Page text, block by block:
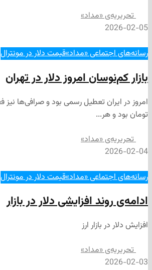
تحریریه‌ی «مداد»
2026-02-05
رسانه‌های اجتماعی «مداد»قیمت دلار در مونترال
بازار کم‌نوسان امروز دلار در تهران
تومان بود و هر...
تحریریه‌ی «مداد»
2026-02-04
رسانه‌های اجتماعی «مداد»قیمت دلار در مونترال
ادامه‌ی روند افزایشی دلار در بازار
افزایش دلار در بازار ارز
تحریریه‌ی «مداد»
2026-02-03